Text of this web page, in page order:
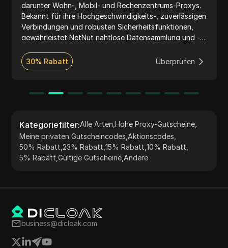
darunter Wohn-, Mobil- und Rechenzentrums-Proxys.
Bekannt für ihre Hochgeschwindigkeits-, zuverlässigen
Verbindungen und robusten Sicherheitsfunktionen,
gewährleistet NetNut nahtlose Datensammlung und -
HTTP und SOCKS5, bietet flexible Preisgestaltung
und 24/7-Kundensupport, was ihn ideal für Web-
30% Rabatt Überprüfen
Kategoriefilter:Alle Arten ,Hohe Proxy-Gutscheine
Meine privaten Gutscheincodes Aktionscodes
50% Rabatt 23% Rabatt ,15% Rabatt ,10% Rabatt
5% Rabatt ,Gültige Gutscheine Andere
business@dicloak.com